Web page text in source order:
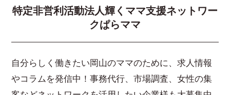
特定非営利活動法人輝くママ支援ネットワー
クぱらママ
自分らしく働きたい岡山のママのために、求人情報
やコラムを発信中！事務代行、市場調査、女性の集